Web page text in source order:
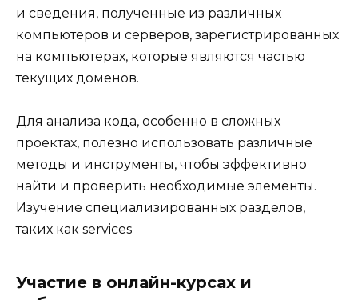
и сведения, полученные из различных
компьютеров и серверов, зарегистрированных
на компьютерах, которые являются частью
текущих доменов.
Для анализа кода, особенно в сложных
проектах, полезно использовать различные
методы и инструменты, чтобы эффективно
найти и проверить необходимые элементы.
Изучение специализированных разделов,
таких как services
Участие в онлайн-курсах и